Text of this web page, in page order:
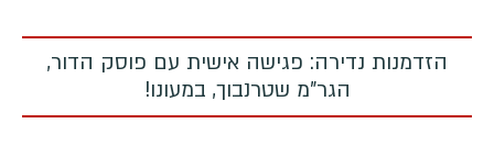
הזדמנות נדירה: פגישה אישית עם פוסק הדור,
הגר"מ שטרנבוך, במעונו!